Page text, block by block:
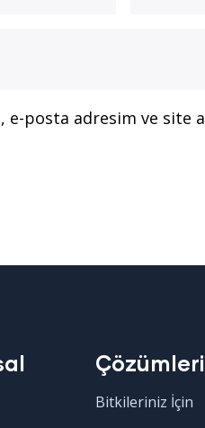
e-posta adresim ve site
Bitkileriniz İçin